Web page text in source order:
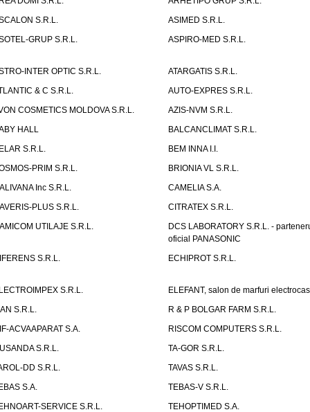
S.R.L.
ASIMED S.R.L.
GRUP S.R.L.
ASPIRO-MED S.R.L.
INTER OPTIC S.R.L.
ATARGATIS S.R.L.
& C S.R.L.
AUTO-EXPRES S.R.L.
COSMETICS MOLDOVA S.R.L.
AZIS-NVM S.R.L.
HALL
BALCANCLIMAT S.R.L.
S.R.L.
BEM INNA I.I.
PRIM S.R.L.
BRIONIA VL S.R.L.
Inc S.R.L.
CAMELIA S.A.
PLUS S.R.L.
CITRATEX S.R.L.
UTILAJE S.R.L.
DCS LABORATORY S.R.L. -
oficial PANASONIC
S.R.L.
ECHIPROT S.R.L.
S.R.L.
ELEFANT, salon de marfuri
S.R.L.
R & P BOLGAR FARM S.R.L.
ACVAAPARAT S.A.
RISCOM COMPUTERS S.R.L.
S.R.L.
TA-GOR S.R.L.
DD S.R.L.
TAVAS S.R.L.
S.A.
TEBAS-V S.R.L.
SERVICE S.R.L.
TEHOPTIMED S.A.